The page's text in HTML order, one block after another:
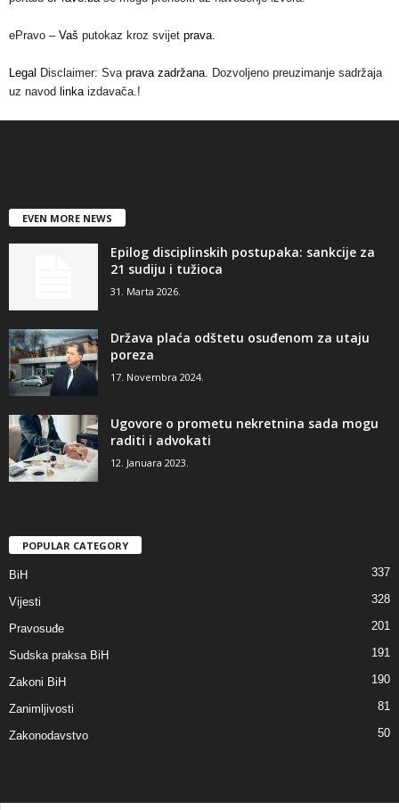
ePravo – Vaš putokaz kroz svijet prava
Legal Disclaimer: Sva prava zadržana . Dozvoljeno preuzimanje sadržaja
uz navod linka izdavača.!
EVEN MORE NEWS
Epilog disciplinskih postupaka: sankcije za
21 sudiju i tužioca
31. Marta 2026.
Država plaća odštetu osuđenom za utaju
poreza
17. Novembra 2024.
Ugovore o prometu nekretnina sada mogu
raditi i advokati
12. Januara 2023.
POPULAR CATEGORY
BiH 337
Vijesti 328
Pravosuđe 201
Sudska praksa BiH 191
Zakoni BiH 190
Zanimljivosti 81
Zakonodavstvo 50